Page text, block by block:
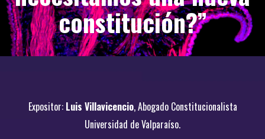
constitución?”
Expositor: Luis Villavicencio, Abogado Constitucionalista
Universidad de Valparaíso.